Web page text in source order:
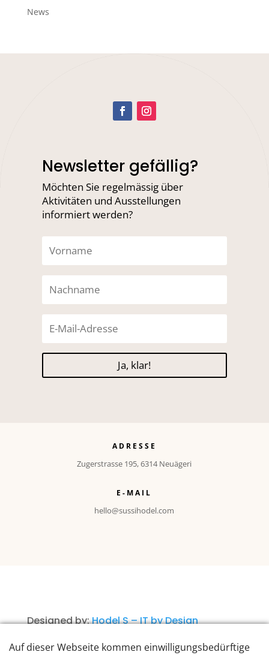
News
Newsletter gefällig?
Möchten Sie regelmässig über
Aktivitäten und Ausstellungen
informiert werden?
Ja, klar!
ADRESSE
Zugerstrasse 195, 6314 Neuägeri
E-MAIL
hello@sussihodel.com
Designed by:Hodel S – IT by Design